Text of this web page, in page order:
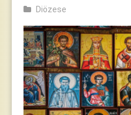
Diözese